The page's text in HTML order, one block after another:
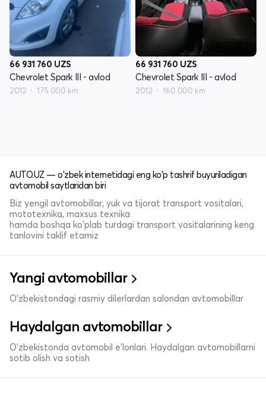
66 931 760 UZS
Chevrolet Spark III - avlod
2012 175 000 km
66 931 760 UZS
Chevrolet Spark III - avlod
2012 160 000 km
AUTO.UZ — o'zbek internetidagi eng ko'p tashrif buyuriladigan
avtomobil saytlaridan biri
Biz yengil avtomobillar, yuk va tijorat transport vositalari,
mototexnika, maxsus texnika
hamda boshqa ko'plab turdagi transport vositalarining keng
tanlovini taklif etamiz
Yangi avtomobillar
O'zbekistondagi rasmiy dilerlardan salondan avtomobillar
Haydalgan avtomobillar
O'zbekistonda avtomobil e’lonlari. Haydalgan avtomobillarni
sotib olish va sotish